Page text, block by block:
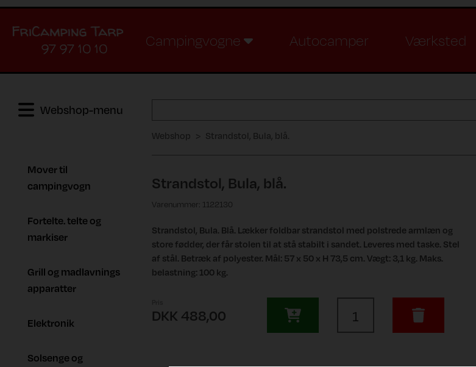
97 97 10 10
Campingvogne Autocamper Værksted
Webshop-menu
Webshop Strandstol, Bula, blå.
Mover til
campingvogn
Fortelte. telte og
markiser
Grill og madlavnings
apparatter
Elektronik
Solsenge og
Strandstol, Bula, blå.
Varenummer: 1122130
Strandstol, Bula. Blå. Lækker foldbar strandstol med polstrede armlæn og
store fødder, der får stolen til at stå stabilt i sandet. Leveres med taske. Stel
af stål. Betræk af polyester. Mål: 57 x 50 x H 73,5 cm. Vægt: 3,1 kg. Maks.
belastning: 100 kg.
DKK 488,00